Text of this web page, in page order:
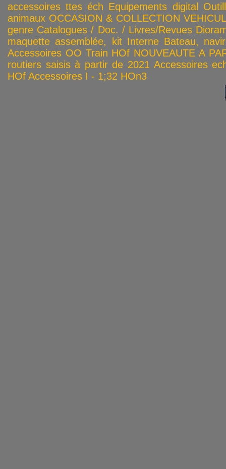
accessoires ttes éch Equipements digital
animaux OCCASION & COLLECTION
genre Catalogues / Doc. / Livres/Revues
maquette assemblée, kit Interne Bateau,
Accessoires OO Train HOf NOUVEAUTE A
routiers saisis à partir de 2021 Accessoires
HOf Accessoires I - 1;32 HOn3